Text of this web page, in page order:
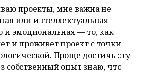
проекты, мне важна не
или интеллектуальная
и эмоциональная — то, как
и проживет проект с точки
Проще достичь эту
собственный опыт знаю, что